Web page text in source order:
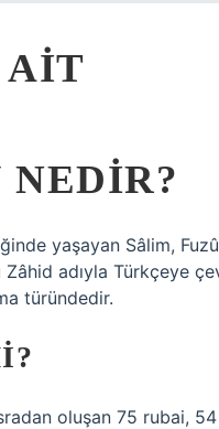
AIT
yaşayan Sâlim,
adıyla Türkçeye
türündedir.
oluşan 75 rubai,